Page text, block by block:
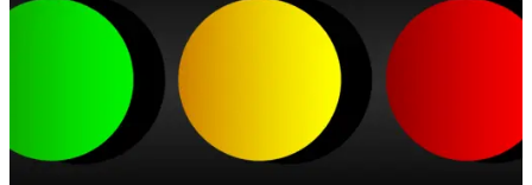
11. februar 2026
Nu starter genskabelsen af Gudenåen
ved Vestbirksøerne
11. februar 2026